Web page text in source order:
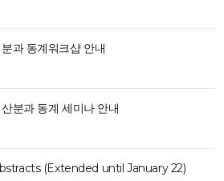
과 동계워크샵 안내
분과 동계 세미나 안내
(Extended until January 22)